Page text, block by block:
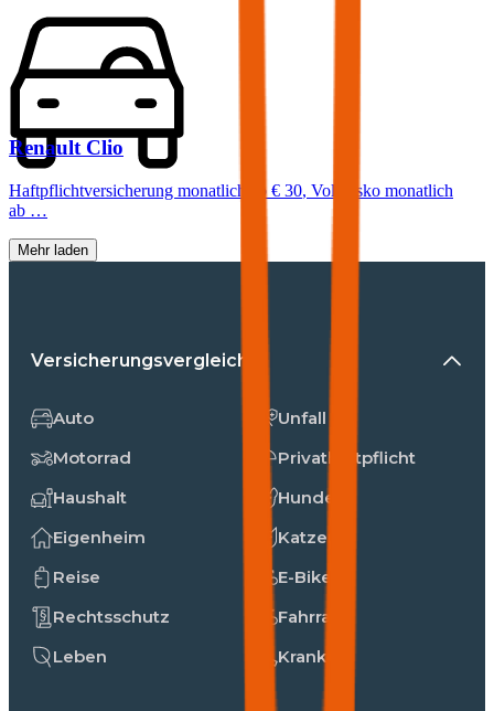
Renault Clio
Haftpflichtversicherung monatlich ab € 30, Vollkasko monatlich
ab …
Mehr laden
Versicherungsvergleiche
Auto
Motorrad
Haushalt
Eigenheim
Reise
Rechtsschutz
Leben
Unfall
Privathaftpflicht
Hunde
Katzen
E-Bike
Fahrrad
Kranken